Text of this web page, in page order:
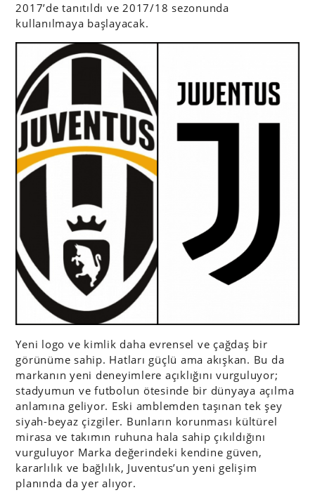
2017’de tanıtıldı ve 2017/18 sezonunda
kullanılmaya başlayacak.
Yeni logo ve kimlik daha evrensel ve çağdaş bir
görünüme sahip. Hatları güçlü ama akışkan. Bu da
markanın yeni deneyimlere açıklığını vurguluyor;
stadyumun ve futbolun ötesinde bir dünyaya açılma
anlamına geliyor. Eski amblemden taşınan tek şey
siyah-beyaz çizgiler. Bunların korunması kültürel
mirasa ve takımın ruhuna hala sahip çıkıldığını
vurguluyor Marka değerindeki kendine güven,
kararlılık ve bağlılık, Juventus’un yeni gelişim
planında da yer alıyor.